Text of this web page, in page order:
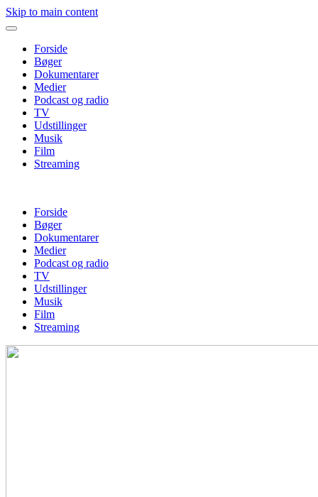
Skip to main content
Forside
Bøger
Dokumentarer
Medier
Podcast og radio
TV
Udstillinger
Musik
Film
Streaming
Forside
Bøger
Dokumentarer
Medier
Podcast og radio
TV
Udstillinger
Musik
Film
Streaming